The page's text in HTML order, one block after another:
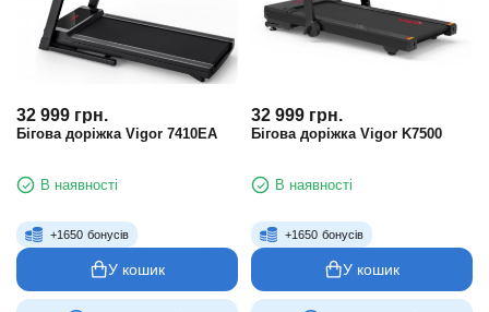
32 999 грн.
Бігова доріжка Vigor 7410EA
В наявності
+1650 бонусів
У кошик
32 999 грн.
Бігова доріжка Vigor K7500
В наявності
+1650 бонусів
У кошик